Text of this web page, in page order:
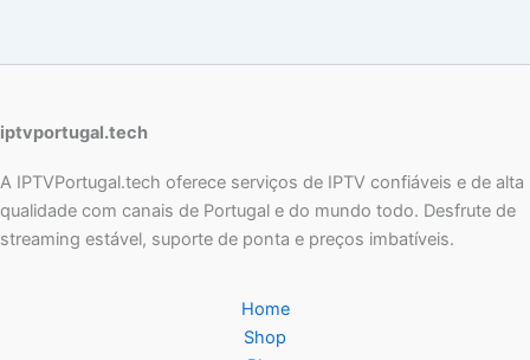
iptvportugal.tech
A IPTVPortugal.tech oferece serviços de IPTV confiáveis e de alta
qualidade com canais de Portugal e do mundo todo. Desfrute de
streaming estável, suporte de ponta e preços imbatíveis.
Home
Shop